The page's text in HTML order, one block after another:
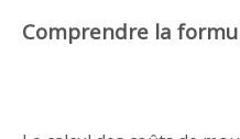
Comprendre la